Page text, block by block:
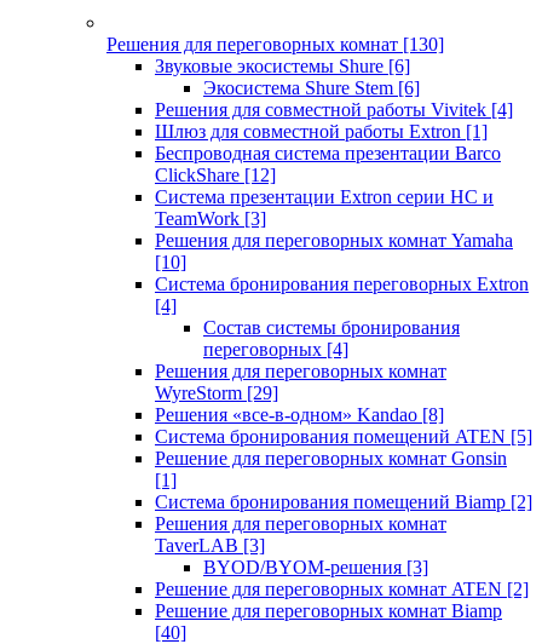
Решения для переговорных комнат [130]
Звуковые экосистемы Shure [6]
Экосистема Shure Stem [6]
Решения для совместной работы Vivitek [4]
Шлюз для совместной работы Extron [1]
Беспроводная система презентации Barco
ClickShare [12]
Система презентации Extron серии HC и
TeamWork [3]
Решения для переговорных комнат Yamaha
[10]
Система бронирования переговорных Extron
[4]
Состав системы бронирования
переговорных [4]
Решения для переговорных комнат
WyreStorm [29]
Решения «все-в-одном» Kandao [8]
Система бронирования помещений ATEN [5]
Решение для переговорных комнат Gonsin
[1]
Система бронирования помещений Biamp [2]
Решения для переговорных комнат
TaverLAB [3]
BYOD/BYOM-решения [3]
Решение для переговорных комнат ATEN [2]
Решение для переговорных комнат Biamp
[40]